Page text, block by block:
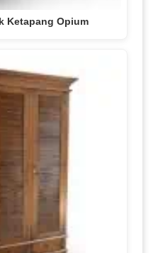
Ketapang Opium